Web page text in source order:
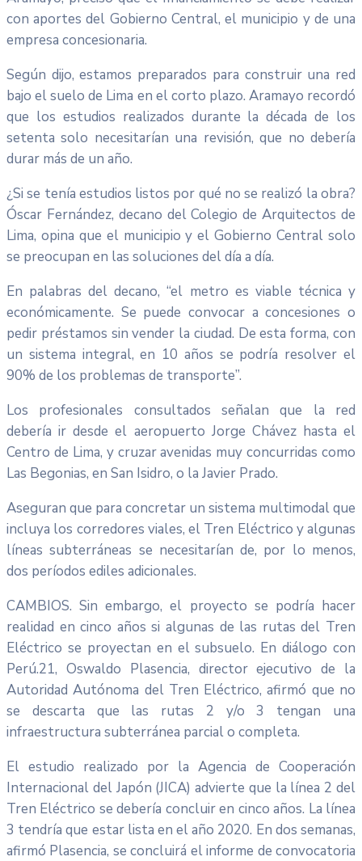
con aportes del Gobierno Central, el municipio y de una
empresa concesionaria.
Según dijo, estamos preparados para construir una red
bajo el suelo de Lima en el corto plazo. Aramayo recordó
que los estudios realizados durante la década de los
setenta solo necesitarían una revisión, que no debería
durar más de un año.
¿Si se tenía estudios listos por qué no se realizó la obra?
Óscar Fernández, decano del Colegio de Arquitectos de
Lima, opina que el municipio y el Gobierno Central solo
se preocupan en las soluciones del día a día.
En palabras del decano, “el metro es viable técnica y
económicamente. Se puede convocar a concesiones o
pedir préstamos sin vender la ciudad. De esta forma, con
un sistema integral, en 10 años se podría resolver el
90% de los problemas de transporte”.
Los profesionales consultados señalan que la red
debería ir desde el aeropuerto Jorge Chávez hasta el
Centro de Lima, y cruzar avenidas muy concurridas como
Las Begonias, en San Isidro, o la Javier Prado.
Aseguran que para concretar un sistema multimodal que
incluya los corredores viales, el Tren Eléctrico y algunas
líneas subterráneas se necesitarían de, por lo menos,
dos períodos ediles adicionales.
CAMBIOS. Sin embargo, el proyecto se podría hacer
realidad en cinco años si algunas de las rutas del Tren
Eléctrico se proyectan en el subsuelo. En diálogo con
Perú.21, Oswaldo Plasencia, director ejecutivo de la
Autoridad Autónoma del Tren Eléctrico, afirmó que no
se descarta que las rutas 2 y/o 3 tengan una
infraestructura subterránea parcial o completa.
El estudio realizado por la Agencia de Cooperación
Internacional del Japón (JICA) advierte que la línea 2 del
Tren Eléctrico se debería concluir en cinco años. La línea
3 tendría que estar lista en el año 2020. En dos semanas,
afirmó Plasencia, se concluirá el informe de convocatoria